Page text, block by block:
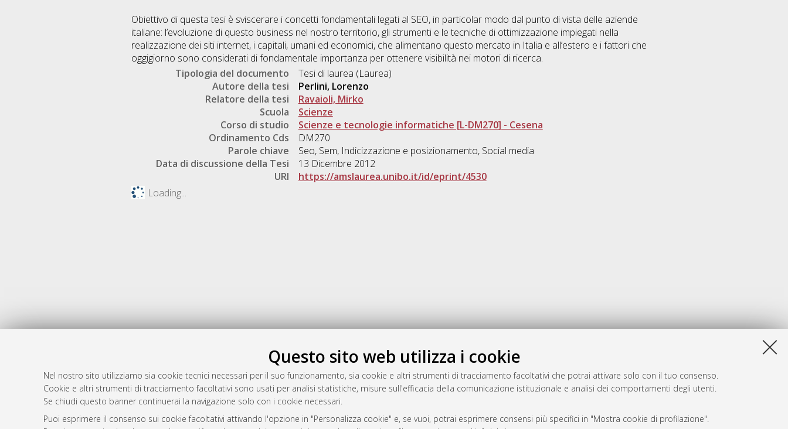
Questo sito web utilizza i cookie
Nel nostro sito utilizziamo sia cookie tecnici necessari per il suo funzionamento, sia cookie e altri strumenti di tracciamento facoltativi che potrai attivare solo con il tuo consenso.
Cookie e altri strumenti di tracciamento facoltativi sono usati per analisi statistiche, misure sull'efficacia della comunicazione istituzionale e analisi dei comportamenti degli utenti.
Se chiudi questo banner continuerai la navigazione solo con i cookie necessari.
Puoi esprimere il consenso sui cookie facoltativi attivando l'opzione in "Personalizza cookie" e, se vuoi, potrai esprimere consensi più specifici in "Mostra cookie di profilazione".
Obiettivo di questa tesi è sviscerare i concetti fondamentali legati al SEO, in particolar modo dal punto di vista delle aziende
italiane: l’evoluzione di questo business nel nostro territorio, gli strumenti e le tecniche di ottimizzazione impiegati nella
realizzazione dei siti internet, i capitali, umani ed economici, che alimentano questo mercato in Italia e all’estero e i fattori che
oggigiorno sono considerati di fondamentale importanza per ottenere visibilità nei motori di ricerca.
Tipologia del documento
Tesi di laurea (Laurea)
Autore della tesi
Perlini, Lorenzo
Relatore della tesi
Ravaioli, Mirko
Scuola
Scienze
Corso di studio
Scienze e tecnologie informatiche [L-DM270] - Cesena
Ordinamento Cds
DM270
Parole chiave
Seo, Sem, Indicizzazione e posizionamento, Social media
Data di discussione della Tesi
13 Dicembre 2012
URI
https://amslaurea.unibo.it/id/eprint/4530
Loading...
Gestione del documento:
Atom
Rss 1.0
AMS Laurea
Servizio implementato e gestito da
Impostazioni Cookie